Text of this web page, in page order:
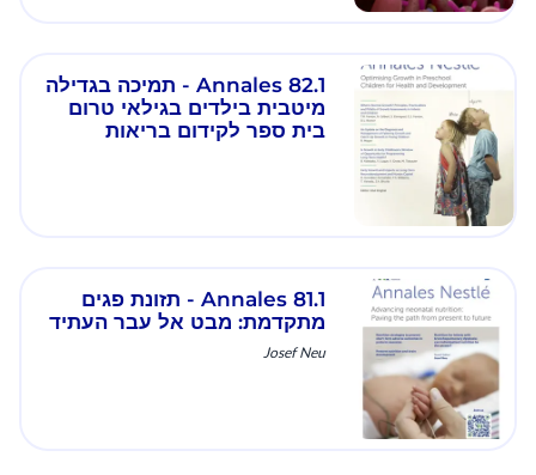
Annales 82.1 - תמיכה בגדילה
מיטבית בילדים בגילאי טרום
בית ספר לקידום בריאות
Annales 81.1 - תזונת פגים
מתקדמת: מבט אל עבר העתיד
Josef Neu